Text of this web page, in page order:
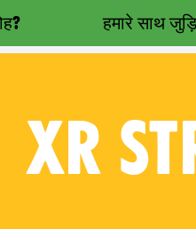
हमारे साथ
XR